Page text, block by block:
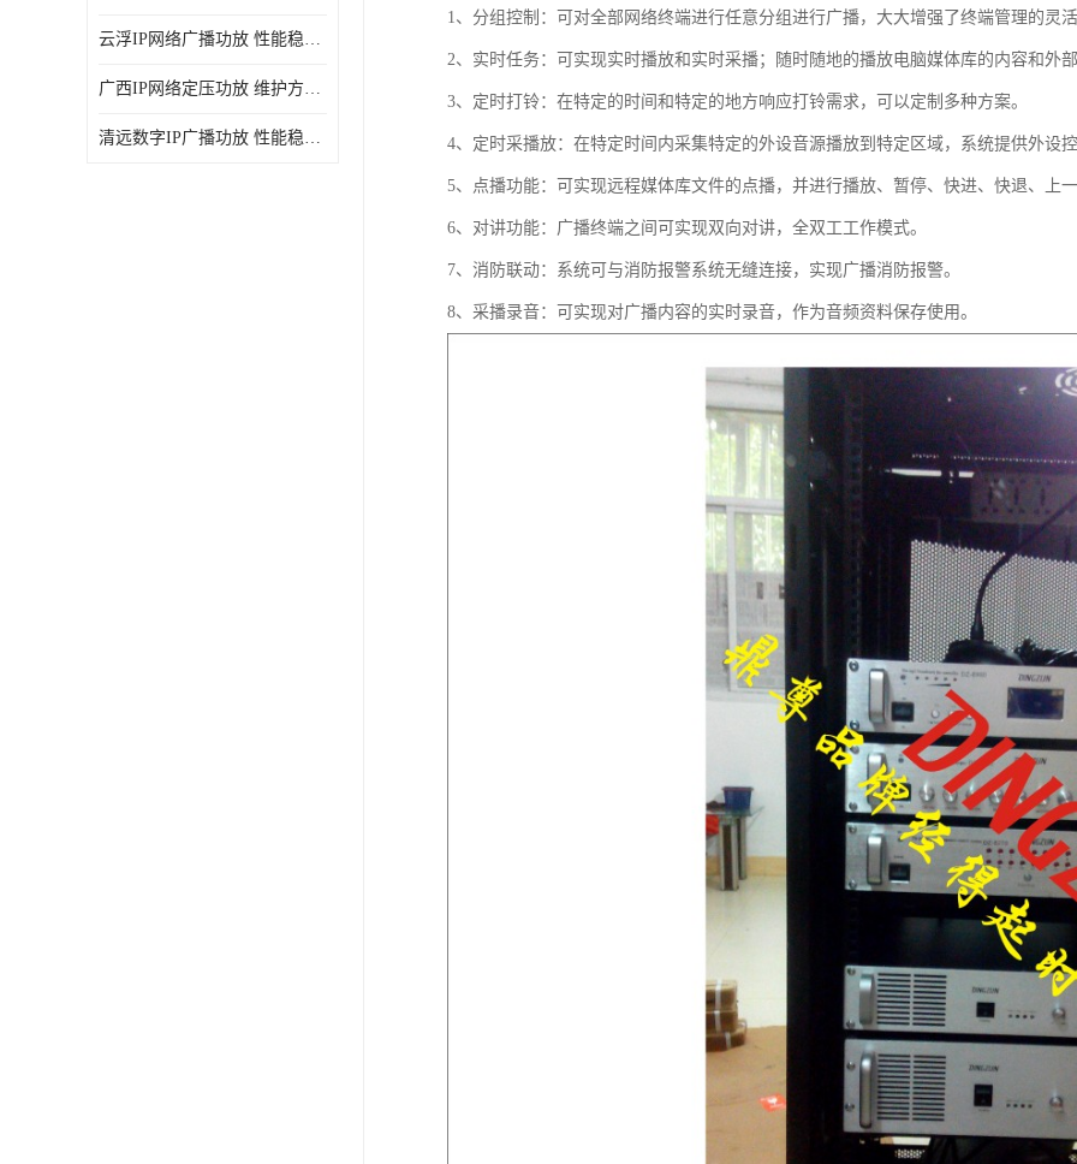
云浮IP网络广播功放 性能稳定 设计结构简单
广西IP网络定压功放 维护方便 多应用于公共场合
清远数字IP广播功放 性能稳定 传输距离远
1、分组控制：可对全部网络终端进行任意分组进行广播，大大增强了终端管理的灵
2、实时任务：可实现实时播放和实时采播；随时随地的播放电脑媒体库的内容和外
3、定时打铃：在特定的时间和特定的地方响应打铃需求，可以定制多种方案。
4、定时采播放：在特定时间内采集特定的外设音源播放到特定区域，系统提供外设
5、点播功能：可实现远程媒体库文件的点播，并进行播放、暂停、快进、快退、上
6、对讲功能：广播终端之间可实现双向对讲，全双工工作模式。
7、消防联动：系统可与消防报警系统无缝连接，实现广播消防报警。
8、采播录音：可实现对广播内容的实时录音，作为音频资料保存使用。